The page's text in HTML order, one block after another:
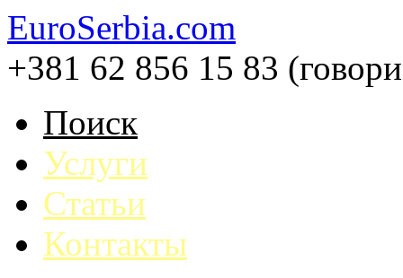
EuroSerbia.com
+381 62 856 15 83
Поиск
Услуги
Статьи
Контакты